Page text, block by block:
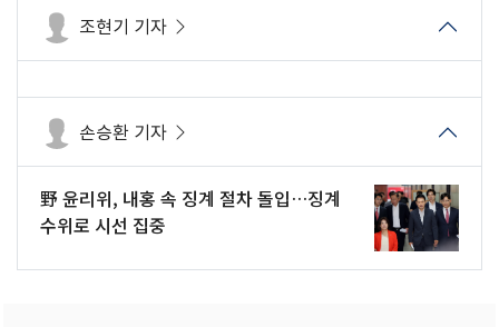
조현기 기자
손승환 기자
野 윤리위, 내홍 속 징계 절차 돌입…징계
수위로 시선 집중